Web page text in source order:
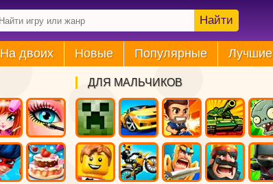
Найти
На двоих Новые Популярные Лучшие
ДЛЯ МАЛЬЧИКОВ